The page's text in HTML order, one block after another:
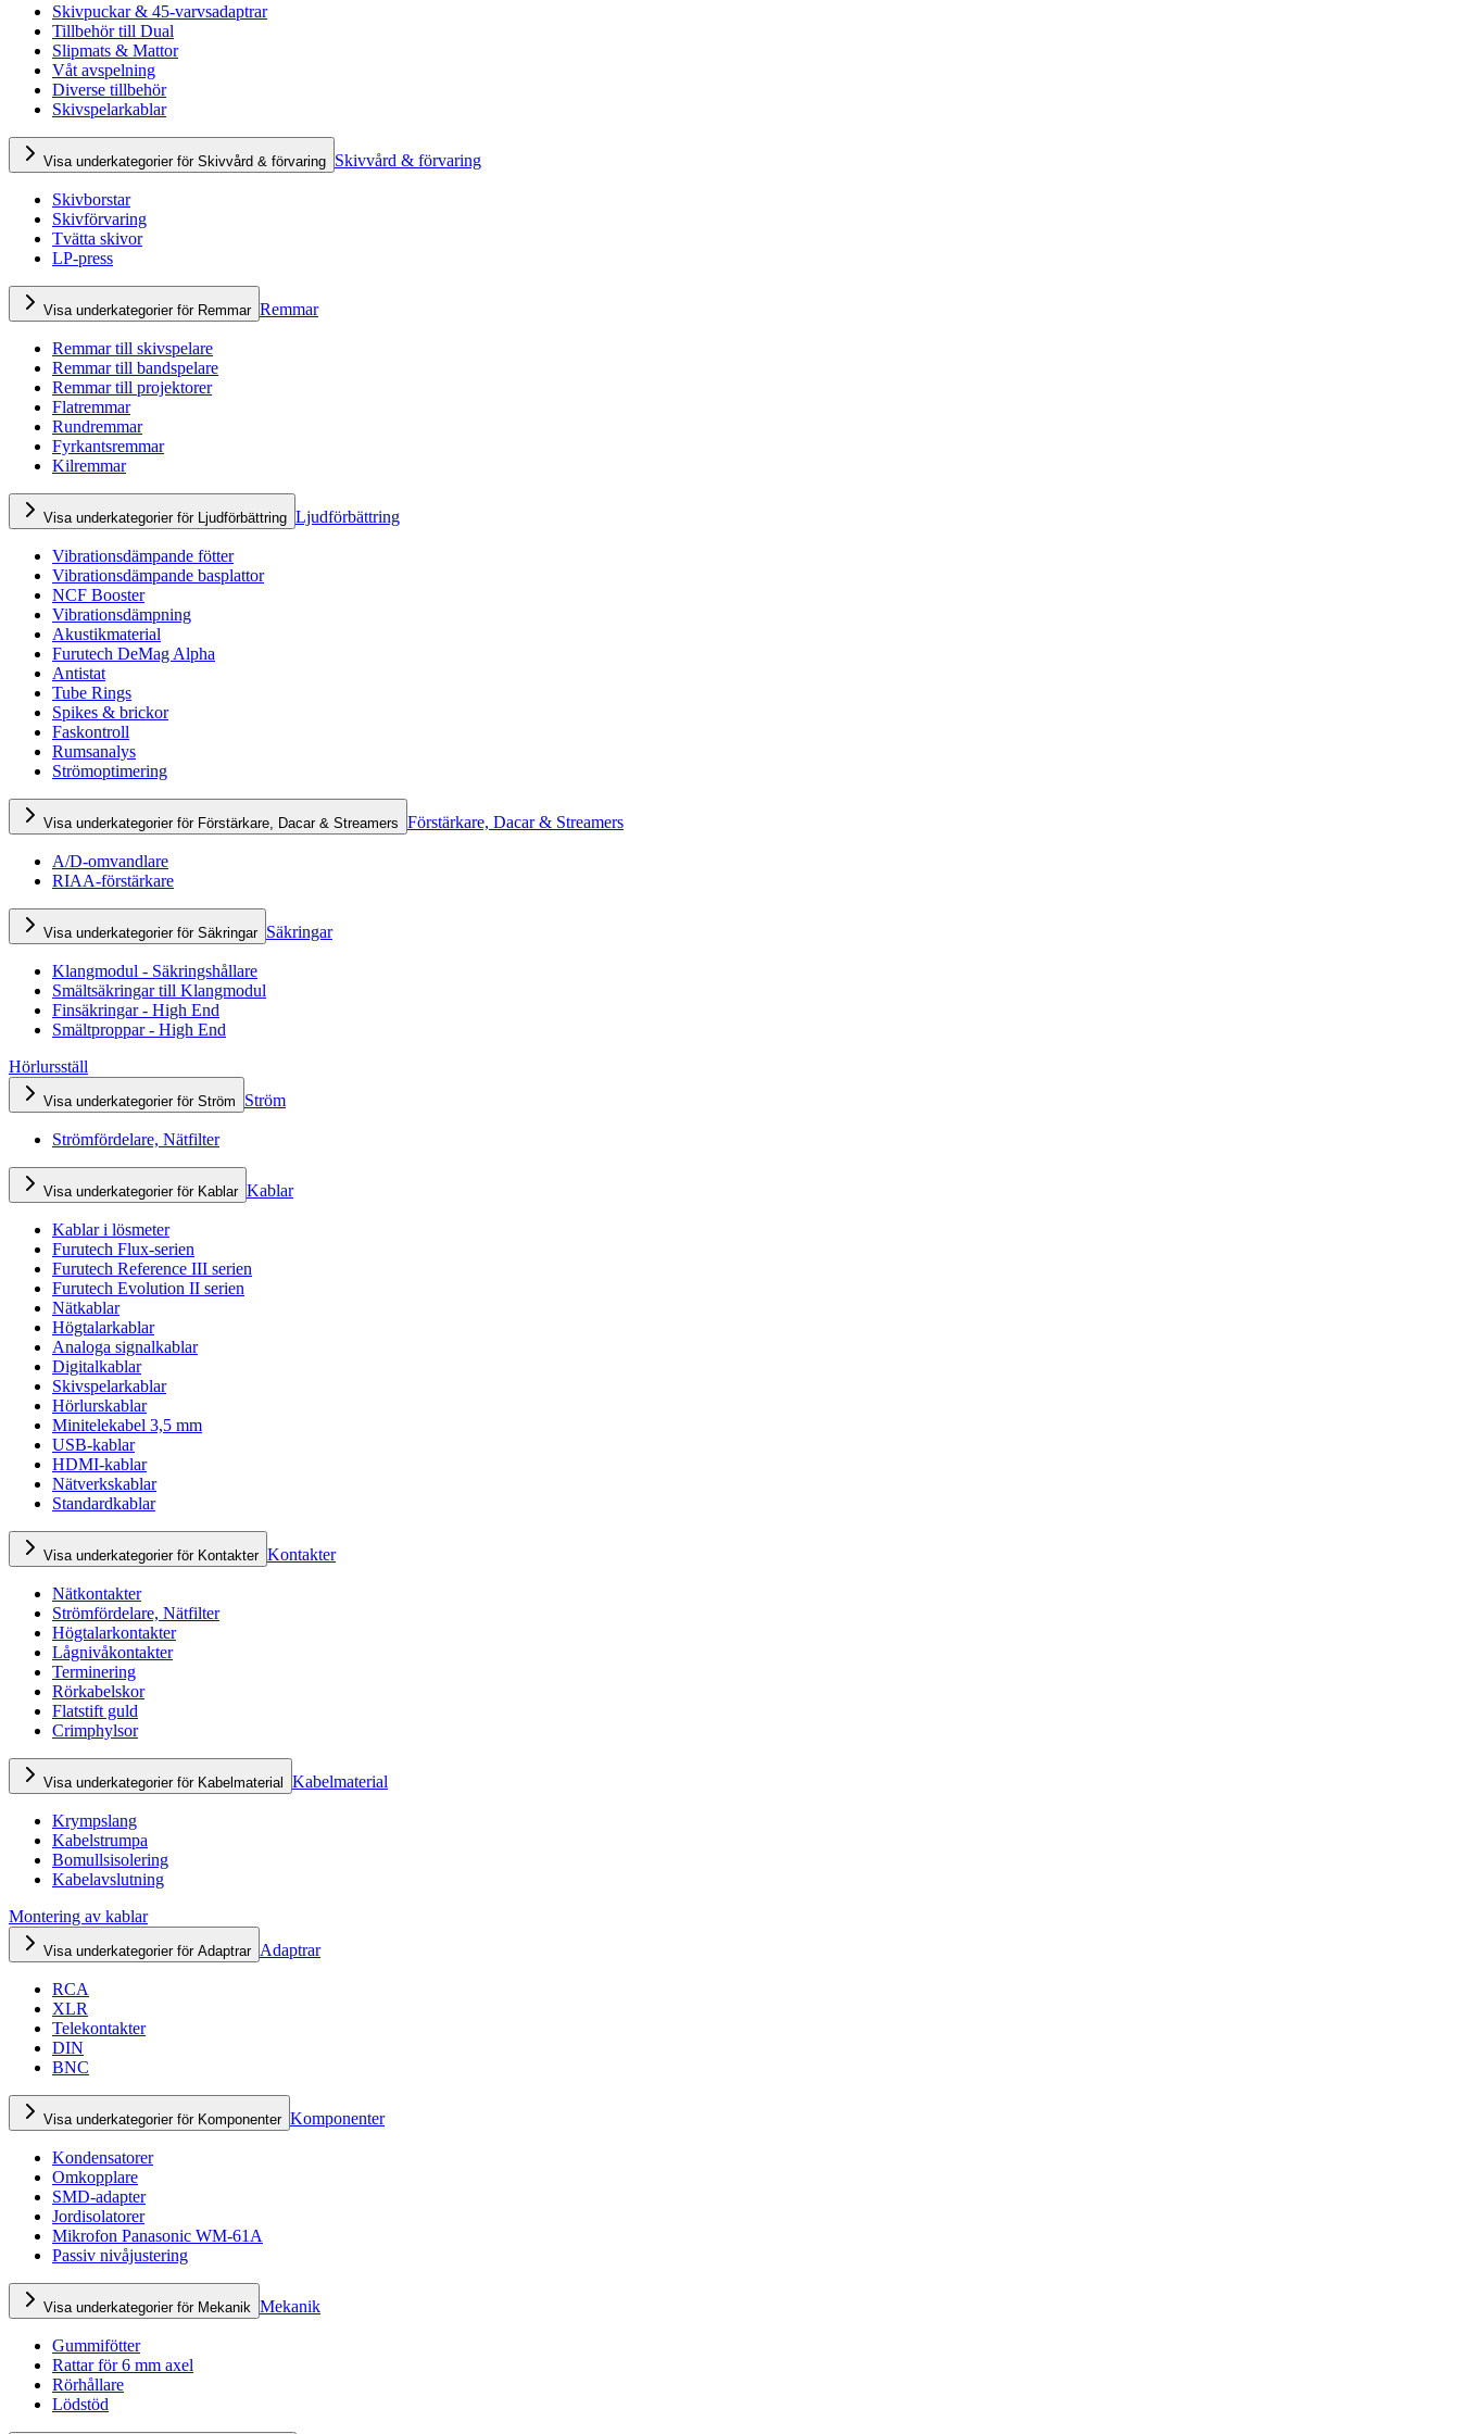
Skivpuckar & 45-varvsadaptrar
Tillbehör till Dual
Slipmats & Mattor
Våt avspelning
Diverse tillbehör
Skivspelarkablar
Visa underkategorier för Skivvård & förvaring Skivvård & förvaring
Skivborstar
Skivförvaring
Tvätta skivor
LP-press
Visa underkategorier för Remmar Remmar
Remmar till skivspelare
Remmar till bandspelare
Remmar till projektorer
Flatremmar
Rundremmar
Fyrkantsremmar
Kilremmar
Visa underkategorier för Ljudförbättring Ljudförbättring
Vibrationsdämpande fötter
Vibrationsdämpande basplattor
NCF Booster
Vibrationsdämpning
Akustikmaterial
Furutech DeMag Alpha
Antistat
Tube Rings
Spikes & brickor
Faskontroll
Rumsanalys
Strömoptimering
Visa underkategorier för Förstärkare, Dacar & Streamers Förstärkare, Dacar & Streamers
A/D-omvandlare
RIAA-förstärkare
Visa underkategorier för Säkringar Säkringar
Klangmodul - Säkringshållare
Smältsäkringar till Klangmodul
Finsäkringar - High End
Smältproppar - High End
Hörlursställ
Visa underkategorier för Ström Ström
Strömfördelare, Nätfilter
Visa underkategorier för Kablar Kablar
Kablar i lösmeter
Furutech Flux-serien
Furutech Reference III serien
Furutech Evolution II serien
Nätkablar
Högtalarkablar
Analoga signalkablar
Digitalkablar
Skivspelarkablar
Hörlurskablar
Minitelekabel 3,5 mm
USB-kablar
HDMI-kablar
Nätverkskablar
Standardkablar
Visa underkategorier för Kontakter Kontakter
Nätkontakter
Strömfördelare, Nätfilter
Högtalarkontakter
Lågnivåkontakter
Terminering
Rörkabelskor
Flatstift guld
Crimphylsor
Visa underkategorier för Kabelmaterial Kabelmaterial
Krympslang
Kabelstrumpa
Bomullsisolering
Kabelavslutning
Montering av kablar
Visa underkategorier för Adaptrar Adaptrar
RCA
XLR
Telekontakter
DIN
BNC
Visa underkategorier för Komponenter Komponenter
Kondensatorer
Omkopplare
SMD-adapter
Jordisolatorer
Mikrofon Panasonic WM-61A
Passiv nivåjustering
Visa underkategorier för Mekanik Mekanik
Gummifötter
Rattar för 6 mm axel
Rörhållare
Lödstöd